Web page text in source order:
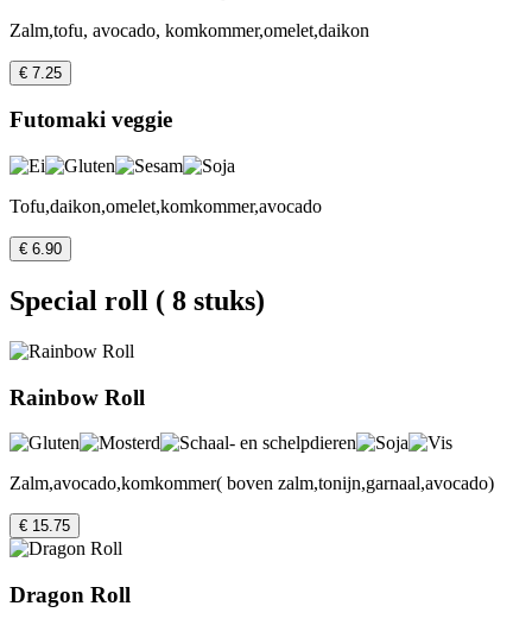
Zalm,tofu, avocado, komkommer,omelet,daikon
€ 7.25
Futomaki veggie
Tofu,daikon,omelet,komkommer,avocado
€ 6.90
Special roll ( 8 stuks)
Rainbow Roll
Zalm,avocado,komkommer( boven zalm,tonijn,garnaal,avocado)
€ 15.75
Dragon Roll